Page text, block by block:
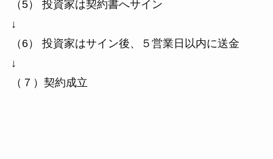
（5） 投資家は契約書へサイン
↓
（6） 投資家はサイン後、５営業日以内に送金
↓
（７）契約成立